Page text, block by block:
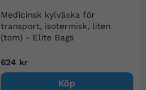
Medicinsk kylväska för
transport, isotermisk, liten
(tom) - Elite Bags
624 kr
Köp